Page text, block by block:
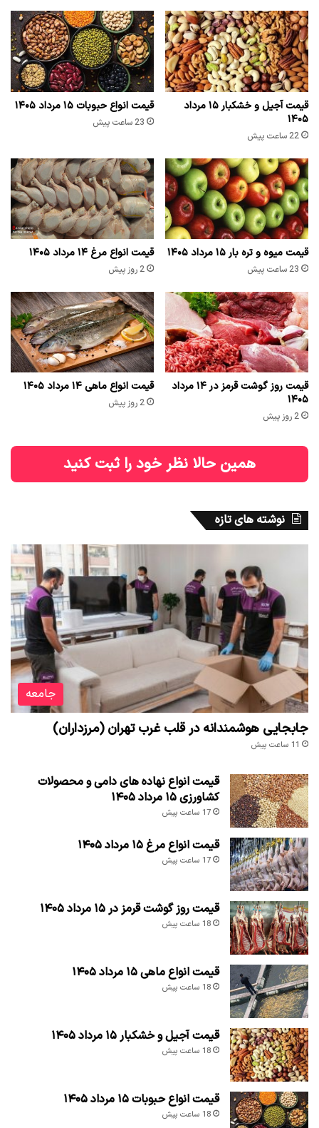
قیمت آجیل و خشکبار ۱۵ مرداد
۱۴۰۵
22 ساعت پیش
قیمت انواع حبوبات ۱۵ مرداد ۱۴۰۵
23 ساعت پیش
قیمت میوه و تره بار ۱۵ مرداد ۱۴۰۵
23 ساعت پیش
قیمت انواع مرغ ۱۴ مرداد ۱۴۰۵
2 روز پیش
قیمت روز گوشت قرمز در ۱۴ مرداد
۱۴۰۵
2 روز پیش
قیمت انواع ماهی ۱۴ مرداد ۱۴۰۵
2 روز پیش
همین حالا نظر خود را ثبت کنید
نوشته های تازه
جامعه
جابجایی هوشمندانه در قلب غرب تهران (مرزداران)
11 ساعت پیش
قیمت انواع نهاده های دامی و محصولات
کشاورزی ۱۵ مرداد ۱۴۰۵
17 ساعت پیش
قیمت انواع مرغ ۱۵ مرداد ۱۴۰۵
17 ساعت پیش
قیمت روز گوشت قرمز در ۱۵ مرداد ۱۴۰۵
18 ساعت پیش
قیمت انواع ماهی ۱۵ مرداد ۱۴۰۵
18 ساعت پیش
قیمت آجیل و خشکبار ۱۵ مرداد ۱۴۰۵
18 ساعت پیش
قیمت انواع حبوبات ۱۵ مرداد ۱۴۰۵
18 ساعت پیش